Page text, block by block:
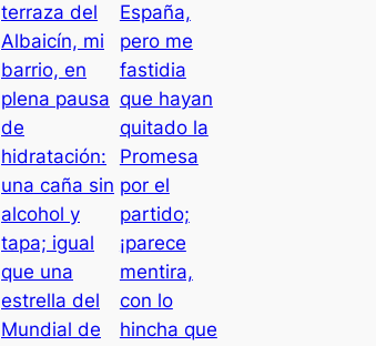
terraza del
Albaicín, mi
barrio, en
plena pausa
de
hidratación:
una caña sin
alcohol y
tapa; igual
que una
estrella del
Mundial de
España,
pero me
fastidia
que hayan
quitado la
Promesa
por el
partido;
¡parece
mentira,
con lo
hincha que